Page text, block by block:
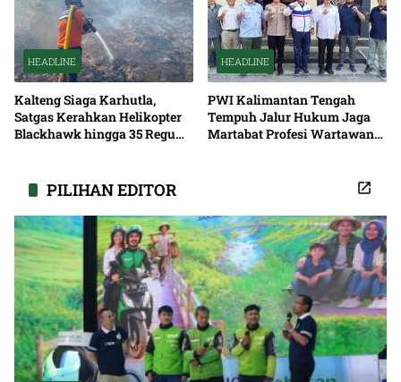
HEADLINE
Kalteng Siaga Karhutla,
Satgas Kerahkan Helikopter
Blackhawk hingga 35 Regu
HEADLINE
PWI Kalimantan Tengah
Tempuh Jalur Hukum Jaga
Martabat Profesi Wartawan
PILIHAN EDITOR